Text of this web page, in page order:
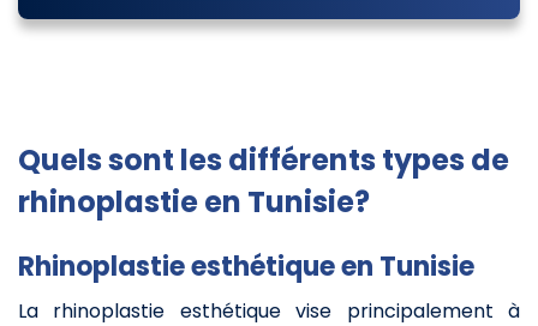
Quels sont les différents types de
rhinoplastie en Tunisie?
Rhinoplastie esthétique en Tunisie
La rhinoplastie esthétique vise principalement à